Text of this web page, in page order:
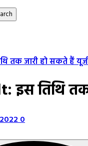
तक जारी हो सकते हैं
इस तिथि
0